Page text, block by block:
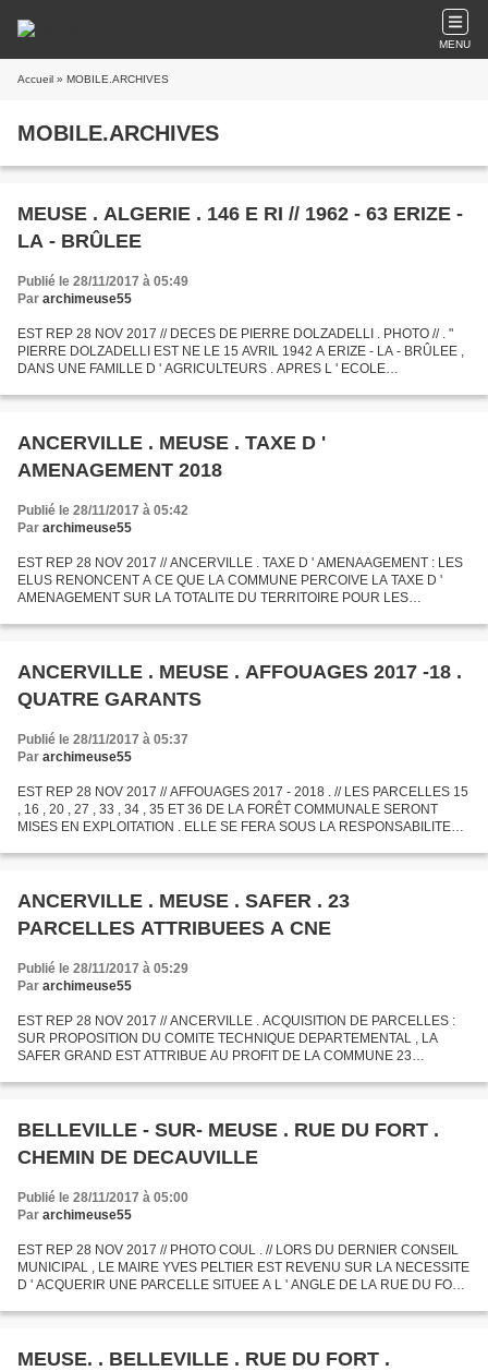
MENU
Accueil » MOBILE.ARCHIVES
MOBILE.ARCHIVES
MEUSE . ALGERIE . 146 E RI // 1962 - 63 ERIZE -
LA - BRÛLEE
Publié le 28/11/2017 à 05:49
Par archimeuse55
EST REP 28 NOV 2017 // DECES DE PIERRE DOLZADELLI . PHOTO // . "
PIERRE DOLZADELLI EST NE LE 15 AVRIL 1942 A ERIZE - LA - BRÛLEE ,
DANS UNE FAMILLE D ' AGRICULTEURS . APRES L ' ECOLE
VAVINCOURT...
ANCERVILLE . MEUSE . TAXE D '
AMENAGEMENT 2018
Publié le 28/11/2017 à 05:42
Par archimeuse55
EST REP 28 NOV 2017 // ANCERVILLE . TAXE D ' AMENAAGEMENT : LES
ELUS RENONCENT A CE QUE LA COMMUNE PERCOIVE LA TAXE D '
AMENAGEMENT SUR LA TOTALITE DU TERRITOIRE POUR LES
EXPLICITEMENT A COMPTER DU 1...
ANCERVILLE . MEUSE . AFFOUAGES 2017 -18 .
QUATRE GARANTS
Publié le 28/11/2017 à 05:37
Par archimeuse55
EST REP 28 NOV 2017 // AFFOUAGES 2017 - 2018 . // LES PARCELLES 15
, 16 , 20 , 27 , 33 , 34 , 35 ET 36 DE LA FORÊT COMMUNALE SERONT
MISES EN EXPLOITATION . ELLE SE FERA SOUS LA RESPONSABILITE
ANCERVILLE . MEUSE . SAFER . 23
PARCELLES ATTRIBUEES A CNE
Publié le 28/11/2017 à 05:29
Par archimeuse55
EST REP 28 NOV 2017 // ANCERVILLE . ACQUISITION DE PARCELLES :
SUR PROPOSITION DU COMITE TECHNIQUE DEPARTEMENTAL , LA
SAFER GRAND EST ATTRIBUE AU PROFIT DE LA COMMUNE 23
SOMME S ' AJOUTENT 6750...
BELLEVILLE - SUR- MEUSE . RUE DU FORT .
CHEMIN DE DECAUVILLE
Publié le 28/11/2017 à 05:00
Par archimeuse55
EST REP 28 NOV 2017 // PHOTO COUL . // LORS DU DERNIER CONSEIL
MUNICIPAL , LE MAIRE YVES PELTIER EST REVENU SUR LA NECESSITE
D ' ACQUERIR UNE PARCELLE SITUEE A L ' ANGLE DE LA RUE DU FORT
ET...
MEUSE. . BELLEVILLE . RUE DU FORT .